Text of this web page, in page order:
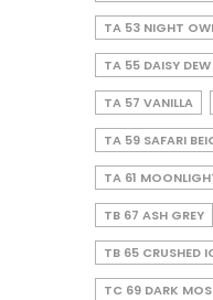
TA 53 NIGHT
TA 55 DAISY DEW
TA 57 VANILLA
TA 59 SAFARI
TA 61
TB 67 ASH GREY
TB 65 CRUSHED
TC 69 DARK